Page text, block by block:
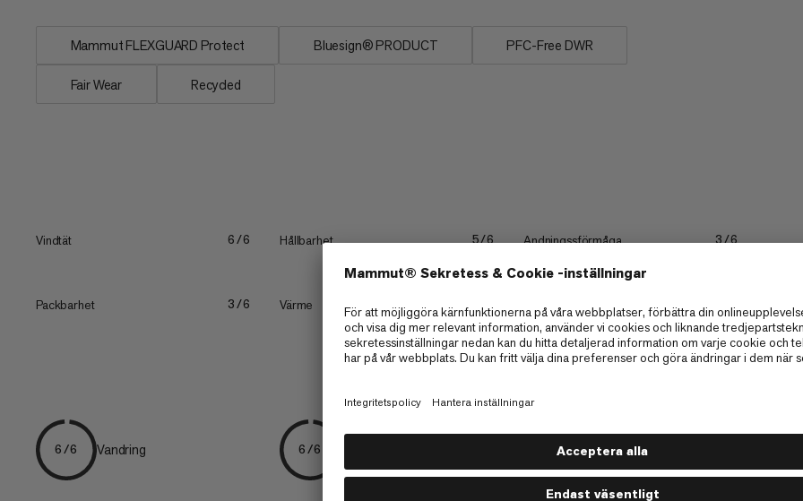
Mammut FLEXGUARD Protect Bluesign® PRODUCT PFC-Free DWR
Fair Wear Recycled
Vindtät 6/6 Hållbarhet 5/6 Andningssförmåga 3/6
Packbarhet 3/6 Värme Sträcka
6/6 Vandring 6/6 5/6 Vandring